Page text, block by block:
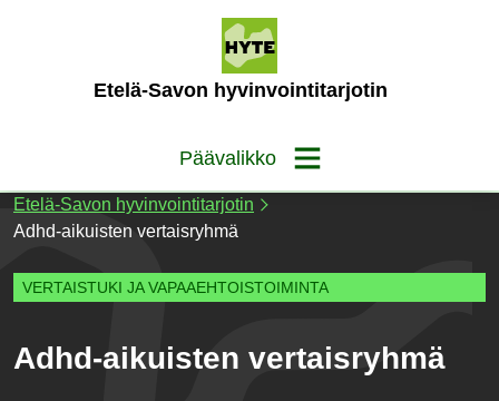
Etelä-Savon hyvinvointitarjotin
Päävalikko
Etelä-Savon hyvinvointitarjotin
Adhd-aikuisten vertaisryhmä
VERTAISTUKI JA VAPAAEHTOISTOIMINTA
Adhd-aikuisten vertaisryhmä